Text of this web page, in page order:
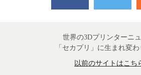
世界の3Dプリンターニ
「セカプリ」に生まれ変
以前のサイトはこち